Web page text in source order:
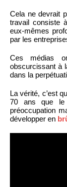
Cela ne devrait
travail consiste
eux-mêmes
par les
Ces médias
obscurcissant à
dans la
La vérité, c’est
70 ans que le
préoccupation
développer en